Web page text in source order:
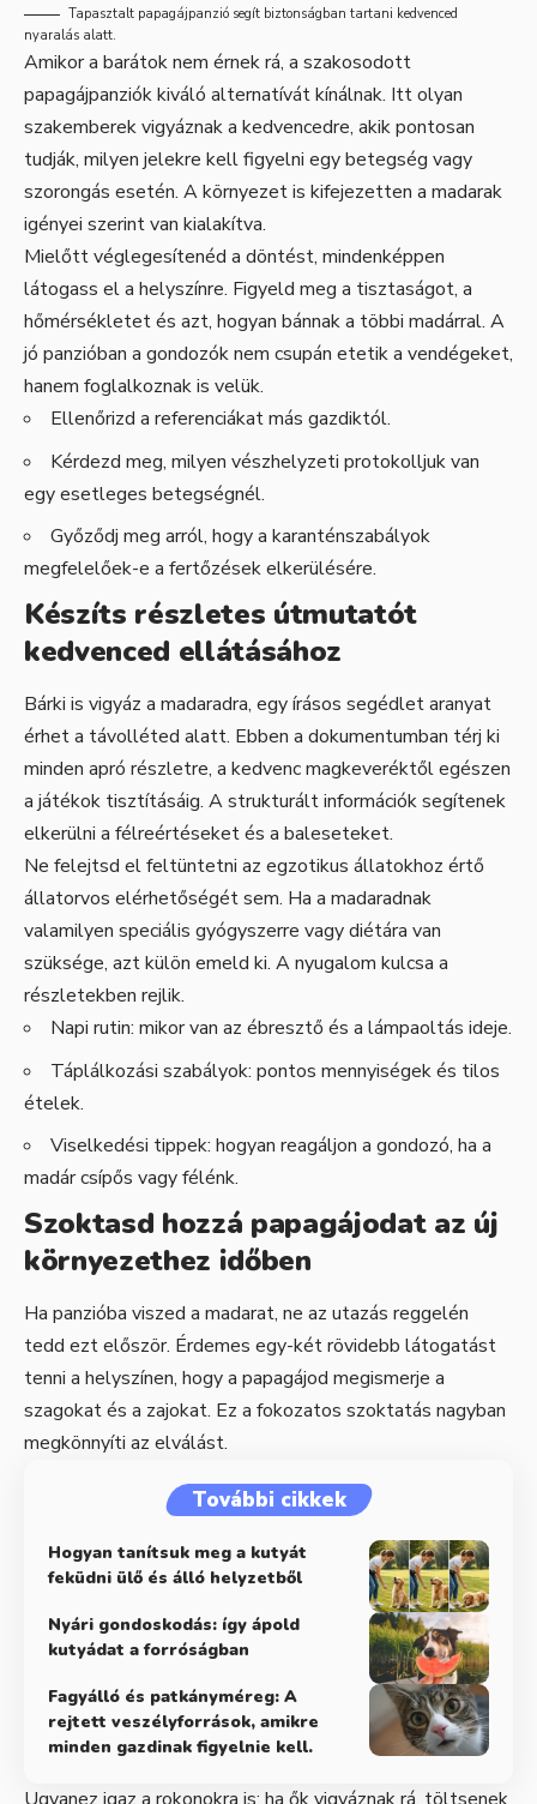
Tapasztalt papagájpanzió segít biztonságban tartani kedvenced
nyaralás alatt.
Amikor a barátok nem érnek rá, a szakosodott
papagájpanziók kiváló alternatívát kínálnak. Itt olyan
szakemberek vigyáznak a kedvencedre, akik pontosan
tudják, milyen jelekre kell figyelni egy betegség vagy
szorongás esetén. A környezet is kifejezetten a madarak
igényei szerint van kialakítva.
Mielőtt véglegesítenéd a döntést, mindenképpen
látogass el a helyszínre. Figyeld meg a tisztaságot, a
hőmérsékletet és azt, hogyan bánnak a többi madárral. A
jó panzióban a gondozók nem csupán etetik a vendégeket,
hanem foglalkoznak is velük.
Ellenőrizd a referenciákat más gazdiktól.
Kérdezd meg, milyen vészhelyzeti protokolljuk van
egy esetleges betegségnél.
Győződj meg arról, hogy a karanténszabályok
megfelelőek-e a fertőzések elkerülésére.
Készíts részletes útmutatót
kedvenced ellátásához
Bárki is vigyáz a madaradra, egy írásos segédlet aranyat
érhet a távolléted alatt. Ebben a dokumentumban térj ki
minden apró részletre, a kedvenc magkeveréktől egészen
a játékok tisztításáig. A strukturált információk segítenek
elkerülni a félreértéseket és a baleseteket.
Ne felejtsd el feltüntetni az egzotikus állatokhoz értő
állatorvos elérhetőségét sem. Ha a madaradnak
valamilyen speciális gyógyszerre vagy diétára van
szüksége, azt külön emeld ki. A nyugalom kulcsa a
részletekben rejlik.
Napi rutin: mikor van az ébresztő és a lámpaoltás ideje.
Táplálkozási szabályok: pontos mennyiségek és tilos
ételek.
Viselkedési tippek: hogyan reagáljon a gondozó, ha a
madár csípős vagy félénk.
Szoktasd hozzá papagájodat az új
környezethez időben
Ha panzióba viszed a madarat, ne az utazás reggelén
tedd ezt először. Érdemes egy-két rövidebb látogatást
tenni a helyszínen, hogy a papagájod megismerje a
szagokat és a zajokat. Ez a fokozatos szoktatás nagyban
megkönnyíti az elválást.
További cikkek
Hogyan tanítsuk meg a kutyát
feküdni ülő és álló helyzetből
Nyári gondoskodás: így ápold
kutyádat a forróságban
Fagyálló és patkányméreg: A
rejtett veszélyforrások, amikre
minden gazdinak figyelnie kell.